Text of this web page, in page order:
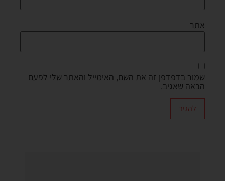
אתר
שמור בדפדפן זה את השם, האימייל והאתר שלי לפעם
הבאה שאגיב.